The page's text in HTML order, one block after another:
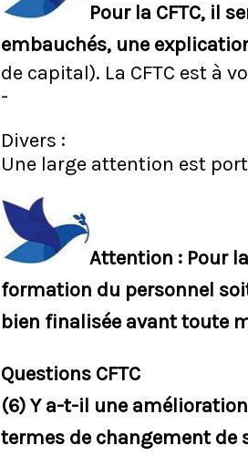
Pour la CFTC, il
embauchés, une
de capital). La CFTC est à
-
Divers :
Une large attention est
Attention : Pour
formation du personnel
bien finalisée avant toute
Questions CFTC
(6) Y a-t-il une
termes de changement de